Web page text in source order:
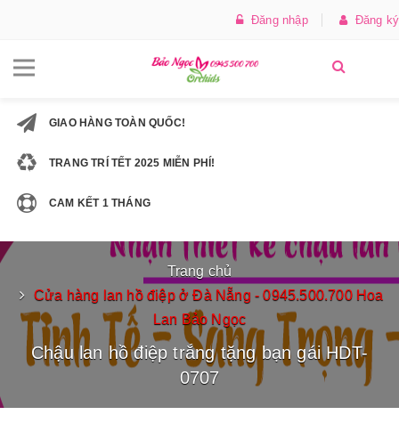
Đăng nhập Đăng ký
GIAO HÀNG TOÀN QUỐC!
TRANG TRÍ TẾT 2025 MIỄN PHÍ!
CAM KẾT 1 THÁNG
Trang chủ
Cửa hàng lan hồ điệp ở Đà Nẵng - 0945.500.700 Hoa
Lan Bảo Ngọc
Chậu lan hồ điệp trắng tặng bạn gái HDT-
0707